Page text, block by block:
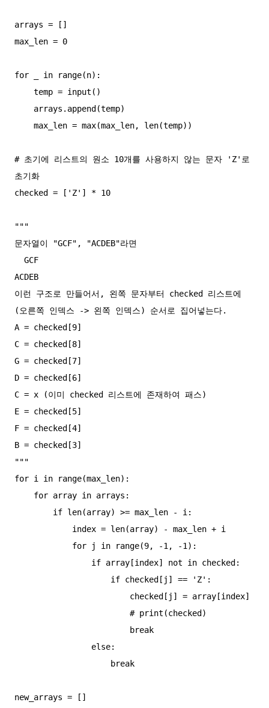
arrays = []
max_len = 0
for _ in range(n):
# 초기에 리스트의 원소 10개를 사용하지 않는 문자 'Z'로
초기화
checked = ['Z'] * 10
"""
문자열이 "GCF", "ACDEB"라면
ACDEB
이런 구조로 만들어서, 왼쪽 문자부터 checked 리스트에
(오른쪽 인덱스 -> 왼쪽 인덱스) 순서로 집어넣는다.
A = checked[9]
C = checked[8]
G = checked[7]
D = checked[6]
C = x (이미 checked 리스트에 존재하여 패스)
E = checked[5]
F = checked[4]
B = checked[3]
"""
for i in range(max_len):
new_arrays = []